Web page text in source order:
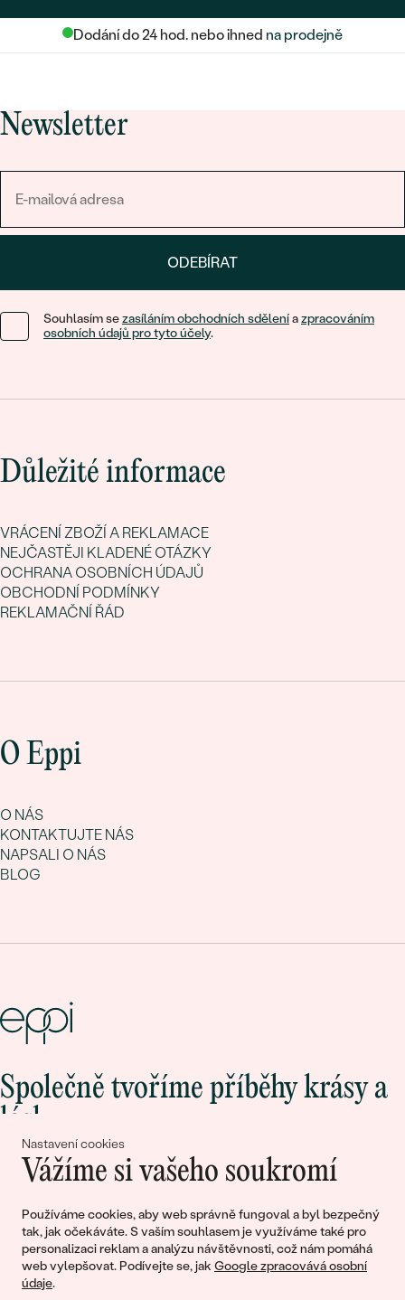
Nastavení cookies
Vážíme si vašeho soukromí
Používáme cookies, aby web správně fungoval a byl bezpečný
tak, jak očekáváte. S vaším souhlasem je využíváme také pro
personalizaci reklam a analýzu návštěvnosti, což nám pomáhá
web vylepšovat. Podívejte se, jak Google zpracovává osobní
údaje.
Dodání do 24 hod. nebo ihned na prodejně
Newsletter
ODEBÍRAT
Souhlasím sezasíláním obchodních sděleníazpracováním
osobních údajů pro tyto účely.
Důležité informace
VRÁCENÍ ZBOŽÍ A REKLAMACE
NEJČASTĚJI KLADENÉ OTÁZKY
OCHRANA OSOBNÍCH ÚDAJŮ
OBCHODNÍ PODMÍNKY
REKLAMAČNÍ ŘÁD
O Eppi
O NÁS
KONTAKTUJTE NÁS
NAPSALI O NÁS
BLOG
Společně tvoříme příběhy krásy a
lásky
Připojte se k nám!